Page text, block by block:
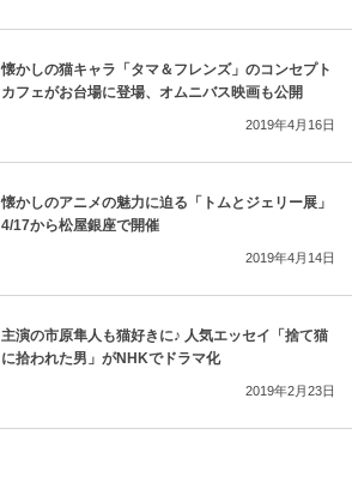
懐かしの猫キャラ「タマ＆フレンズ」のコンセプト
カフェがお台場に登場、オムニバス映画も公開
2019年4月16日
懐かしのアニメの魅力に迫る「トムとジェリー展」
4/17から松屋銀座で開催
2019年4月14日
主演の市原隼人も猫好きに♪ 人気エッセイ「捨て猫
に拾われた男」がNHKでドラマ化
2019年2月23日